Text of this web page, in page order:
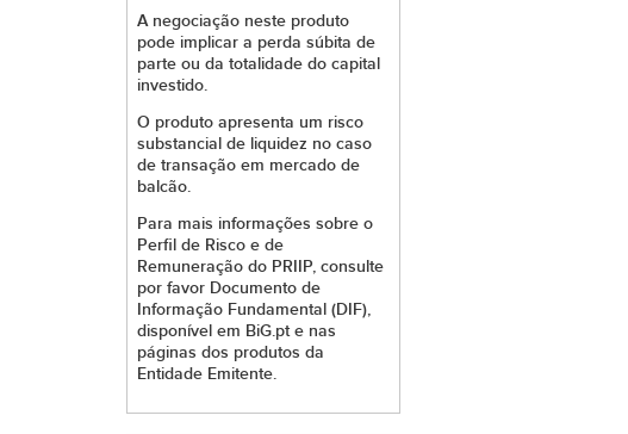
A negociação neste produto
pode implicar a perda súbita de
parte ou da totalidade do capital
investido.
O produto apresenta um risco
substancial de liquidez no caso
de transação em mercado de
balcão.
Para mais informações sobre o
Perfil de Risco e de
Remuneração do PRIIP, consulte
por favor Documento de
Informação Fundamental (DIF),
disponível em BiG.pt e nas
páginas dos produtos da
Entidade Emitente.